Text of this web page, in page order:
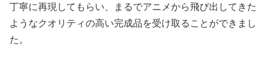
丁寧に再現してもらい、まるでアニメから飛び出してきた
ようなクオリティの高い完成品を受け取ることができまし
た。